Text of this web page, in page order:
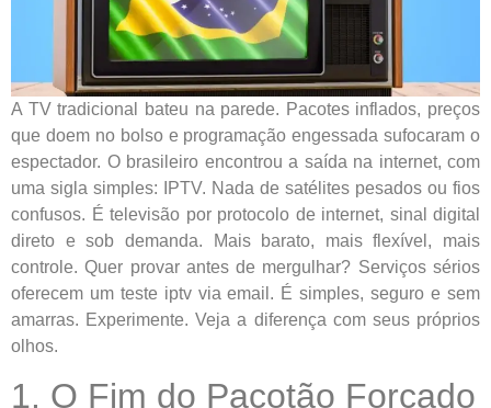
A TV tradicional bateu na parede. Pacotes inflados, preços
que doem no bolso e programação engessada sufocaram o
espectador. O brasileiro encontrou a saída na internet, com
uma sigla simples: IPTV. Nada de satélites pesados ou fios
confusos. É televisão por protocolo de internet, sinal digital
direto e sob demanda. Mais barato, mais flexível, mais
controle. Quer provar antes de mergulhar? Serviços sérios
oferecem um teste iptv via email. É simples, seguro e sem
amarras. Experimente. Veja a diferença com seus próprios
olhos.
1. O Fim do Pacotão Forçado